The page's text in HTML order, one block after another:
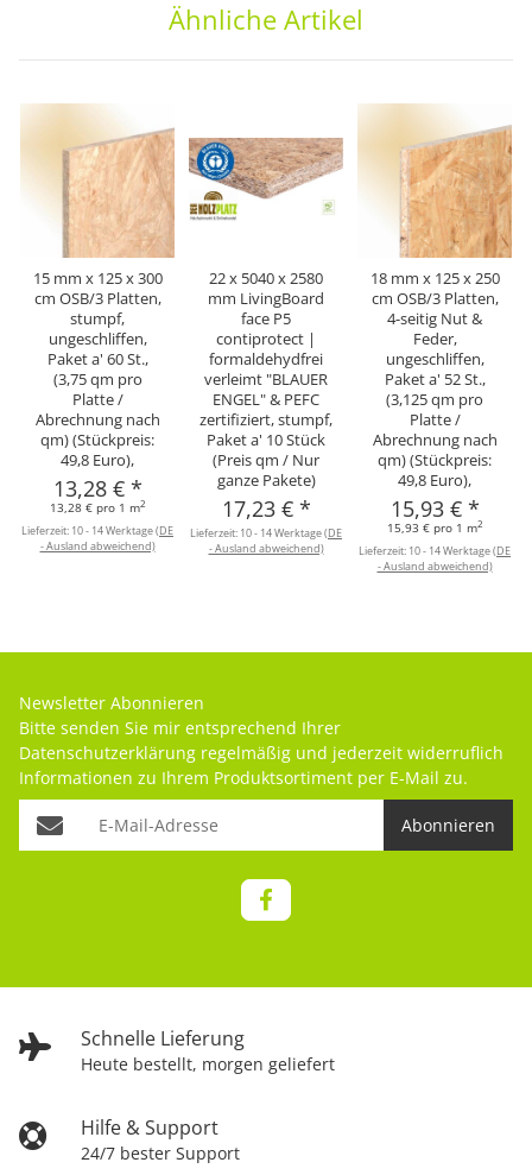
Ähnliche Artikel
15 mm x 125 x 300
cm OSB/3 Platten,
stumpf,
ungeschliffen,
Paket a' 60 St.,
(3,75 qm pro
Platte /
Abrechnung nach
qm) (Stückpreis:
49,8 Euro),
13,28 € *
13,28 € pro 1 m2
Lieferzeit: 10 - 14 Werktage(DE
- Ausland abweichend)
22 x 5040 x 2580
mm LivingBoard
face P5
contiprotect |
formaldehydfrei
verleimt "BLAUER
ENGEL" & PEFC
zertifiziert, stumpf,
Paket a' 10 Stück
(Preis qm / Nur
ganze Pakete)
17,23 € *
Lieferzeit: 10 - 14 Werktage(DE
- Ausland abweichend)
18 mm x 125 x 250
cm OSB/3 Platten,
4-seitig Nut &
Feder,
ungeschliffen,
Paket a' 52 St.,
(3,125 qm pro
Platte /
Abrechnung nach
qm) (Stückpreis:
49,8 Euro),
15,93 € *
15,93 € pro 1 m2
Lieferzeit: 10 - 14 Werktage(DE
- Ausland abweichend)
Schnelle Lieferung
Heute bestellt, morgen geliefert
Hilfe & Support
24/7 bester Support
Newsletter Abonnieren
Bitte senden Sie mir entsprechend Ihrer
Datenschutzerklärung regelmäßig und jederzeit widerruflich
Informationen zu Ihrem Produktsortiment per E-Mail zu.
Abonnieren